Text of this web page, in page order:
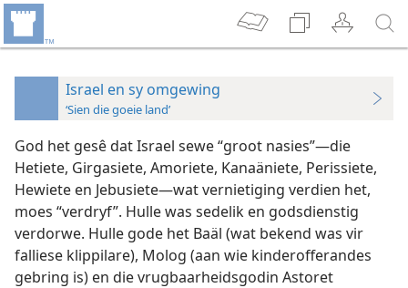
Israel en sy omgewing
‘Sien die goeie land’
God het gesê dat Israel sewe “groot nasies”—die
Hetiete, Girgasiete, Amoriete, Kanaäniete, Perissiete,
Hewiete en Jebusiete—wat vernietiging verdien het,
moes “verdryf”. Hulle was sedelik en godsdienstig
verdorwe. Hulle gode het Baäl (wat bekend was vir
falliese klippilare), Molog (aan wie kinderofferandes
gebring is) en die vrugbaarheidsgodin Astoret